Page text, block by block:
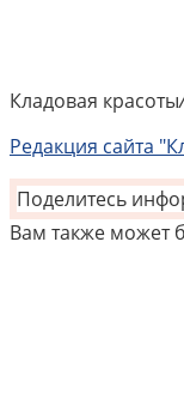
Кладовая красоты
Редакция сайта
Поделитесь
Вам также может